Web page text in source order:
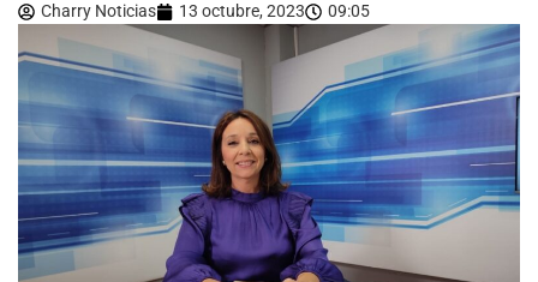
Charry Noticias 13 octubre, 2023 09:05